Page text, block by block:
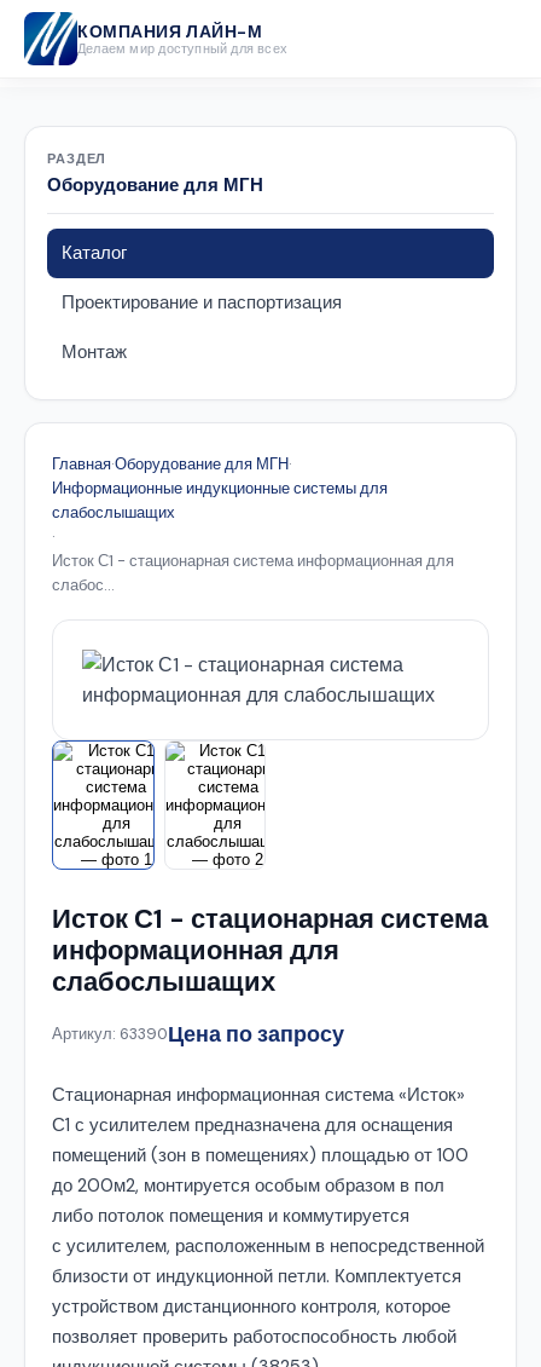
КОМПАНИЯ ЛАЙН-М
Делаем мир доступный для всех
РАЗДЕЛ
Оборудование для МГН
Каталог
Проектирование и паспортизация
Монтаж
Главная·Оборудование для МГН·
Информационные индукционные системы для
слабослышащих
·
Исток С1 - стационарная система информационная для
слабос...
Исток С1 - стационарная система
информационная для
слабослышащих
Артикул: 63390Цена по запросу
Стационарная информационная система «Исток»
С1 с усилителем предназначена для оснащения
помещений (зон в помещениях) площадью от 100
до 200м2, монтируется особым образом в пол
либо потолок помещения и коммутируется
с усилителем, расположенным в непосредственной
близости от индукционной петли. Комплектуется
устройством дистанционного контроля, которое
позволяет проверить работоспособность любой